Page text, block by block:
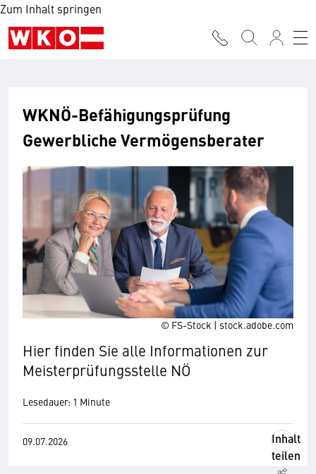
Zum Inhalt springen
© FS-Stock | stock.adobe.com
WKNÖ-Befähigungsprüfung
Gewerbliche Vermögensberater
Hier finden Sie alle Informationen zur
Meisterprüfungsstelle NÖ
Lesedauer: 1 Minute
09.07.2026
Inhalt
teilen